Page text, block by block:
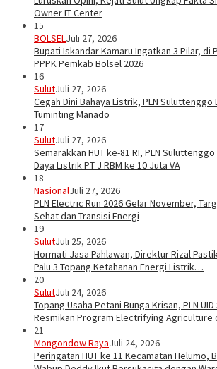
Owner IT Center
15
BOLSELJuli 27, 2026
Bupati Iskandar Kamaru Ingatkan 3 Pilar, di
PPPK Pemkab Bolsel 2026
16
SulutJuli 27, 2026
Cegah Dini Bahaya Listrik, PLN Suluttenggo
Tuminting Manado
17
SulutJuli 27, 2026
Semarakkan HUT ke-81 RI, PLN
Daya Listrik PT J RBM ke 10 Juta VA
18
NasionalJuli 27, 2026
PLN Electric Run 2026 Gelar November,
Sehat dan Transisi Energi
19
SulutJuli 25, 2026
Hormati Jasa Pahlawan, Direktur Rizal
Palu 3 Topang Ketahanan Energi Listrik…
20
SulutJuli 24, 2026
Topang Usaha Petani Bunga Krisan, PLN
Resmikan Program Electrifying Agriculture
21
Mongondow RayaJuli 24, 2026
Peringatan HUT ke 11 Kecamatan Helumo,